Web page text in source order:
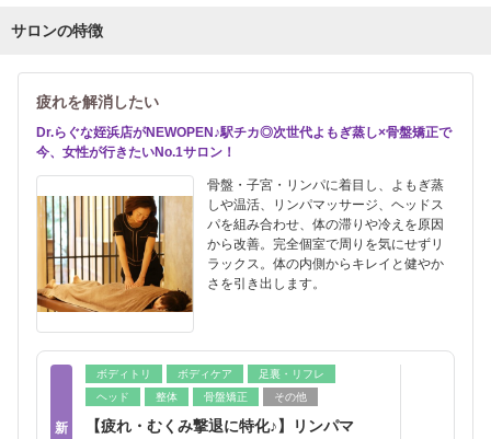
サロンの特徴
疲れを解消したい
Dr.らぐな姪浜店がNEWOPEN♪駅チカ◎次世代よもぎ蒸し×骨盤矯正で
今、女性が行きたいNo.1サロン！
骨盤・子宮・リンパに着目し、よもぎ蒸
しや温活、リンパマッサージ、ヘッドス
パを組み合わせ、体の滞りや冷えを原因
から改善。完全個室で周りを気にせずリ
ラックス。体の内側からキレイと健やか
さを引き出します。
新
ボディトリ ボディケア
足裏・リフレ
ヘッド
整体 骨盤矯正 その他
【疲れ・むくみ撃退に特化♪】リンパマ